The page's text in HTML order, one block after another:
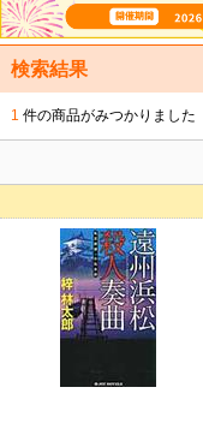
検索結果
1 件の商品がみつかりました